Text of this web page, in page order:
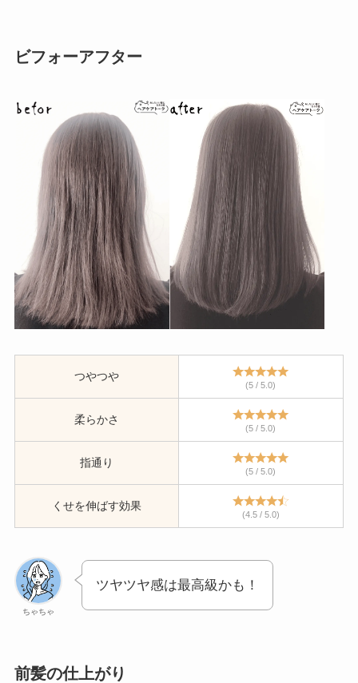
ビフォーアフター
つやつや
(5 / 5.0)
柔らかさ
(5 / 5.0)
指通り
(5 / 5.0)
くせを伸ばす効果
(4.5 / 5.0)
ちゃちゃ
ツヤツヤ感は最高級かも！
前髪の仕上がり